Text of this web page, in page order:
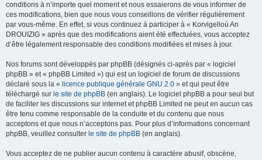
conditions à n’importe quel moment et nous essaierons de vous informer de
ces modifications, bien que nous vous conseillons de vérifier régulièrement
par vous-même. En effet, si vous continuez à participer à « Korvigelloù An
DROUIZIG » après que des modifications aient été effectuées, vous acceptez
d’être légalement responsable des conditions modifiées et mises à jour.
Nos forums sont développés par phpBB (désignés ci-après par « logiciel
phpBB » et « phpBB Limited ») qui est un logiciel de forum de discussions
déclaré sous la « licence publique générale GNU 2.0 » et qui peut être
téléchargé sur le site de phpBB (en anglais). Le logiciel phpBB a pour seul but
de faciliter les discussions sur internet et phpBB Limited ne peut en aucun cas
être tenu comme responsable de la conduite et du contenu que nous
acceptons et que nous n’acceptons pas. Pour plus d’informations concernant
phpBB, veuillez consulter le site de phpBB (en anglais).
Vous acceptez de ne publier aucun contenu à caractère abusif, obscène,